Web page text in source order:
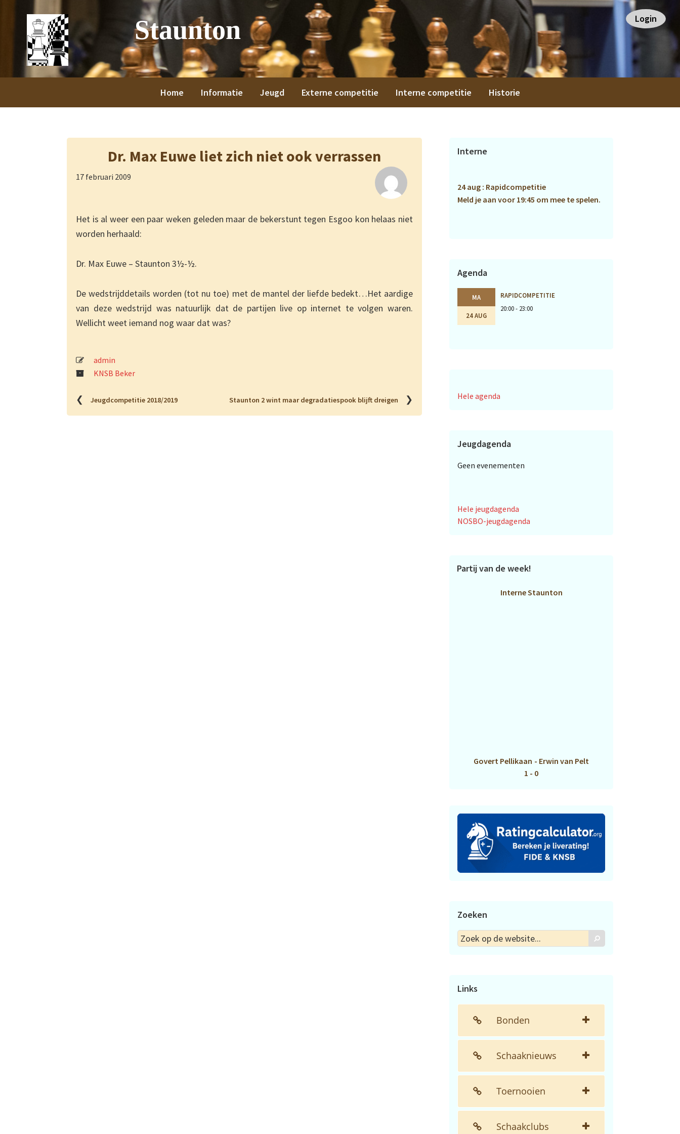
hoofdnavigatie
sidebar
voettekst
Login
Staunton
Home Informatie Jeugd Externe competitie Interne competitie Historie
Dr. Max Euwe liet zich niet ook verrassen
17 februari 2009
Het is al weer een paar weken geleden maar de bekerstunt tegen Esgoo kon helaas niet
worden herhaald:
Dr. Max Euwe – Staunton 3½-½.
De wedstrijddetails worden (tot nu toe) met de mantel der liefde bedekt…Het aardige
van deze wedstrijd was natuurlijk dat de partijen live op internet te volgen waren.
Wellicht weet iemand nog waar dat was?
admin
KNSB Beker
❮ Jeugdcompetitie 2018/2019 Staunton 2 wint maar degradatiespook blijft dreigen ❯
Primaire
Interne
24 aug : Rapidcompetitie
Meld je aan voor 19:45 om mee te spelen.
Agenda
MA
24 AUG
RAPIDCOMPETITIE
20:00 - 23:00
Hele agenda
Jeugdagenda
Geen evenementen
Hele jeugdagenda
NOSBO-jeugdagenda
Partij van de week!
Interne Staunton
Govert Pellikaan - Erwin van Pelt
1 - 0
Zoeken
Zoek
op
Zoek
Links
Bonden
Schaaknieuws
Toernooien
Schaakclubs